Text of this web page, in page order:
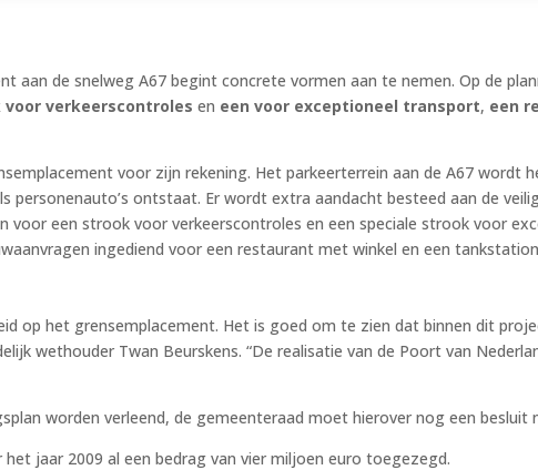
aan de snelweg A67 begint concrete vormen aan te nemen. Op de
verkeerscontroles en een voor exceptioneel transport, een
voor zijn rekening. Het parkeerterrein aan de A67 wordt
ontstaat. Er wordt extra aandacht besteed aan de
een strook voor verkeerscontroles en een speciale strook voor
ingediend voor een restaurant met winkel en een
op het grensemplacement. Het is goed om te zien dat binnen dit
wethouder Twan Beurskens. “De realisatie van de Poort van
worden verleend, de gemeenteraad moet hierover nog een besluit
jaar 2009 al een bedrag van vier miljoen euro toegezegd.